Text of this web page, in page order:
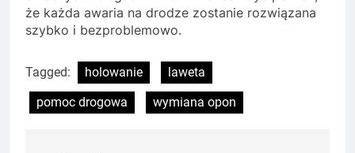
że każda awaria na drodze zostanie rozwiązana
szybko i bezproblemowo.
Tagged: holowanie
laweta
pomoc drogowa
wymiana opon